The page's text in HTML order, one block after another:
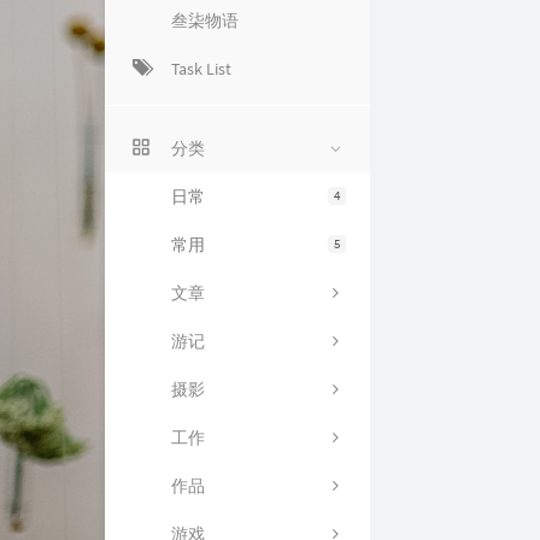
叁柒物语
Task List
分类
4
日常
5
常用
文章
游记
摄影
工作
作品
游戏